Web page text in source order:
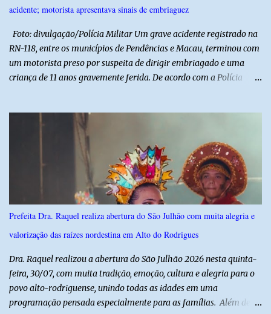
valorização das tradições, unindo grandes atrações musicais e
acidente; motorista apresentava sinais de embriaguez
Foto: divulgação/Polícia Militar Um grave acidente registrado na
RN-118, entre os municípios de Pendências e Macau, terminou com
um motorista preso por suspeita de dirigir embriagado e uma
criança de 11 anos gravemente ferida. De acordo com a Polícia
autuado em flagrante. O exame pericial para confirmar a
concentração de álcool no organismo ainda está em andamento. A
vítima é um menino de 11 anos, que sofreu ferimentos graves no
acidente. Após os primeiros atendimentos, ele foi entubado e
transferido pelo helicóptero Potiguar 02 para o Hospital
Monsenhor Walfredo Gurgel, em Natal, onde permanece internado
sob cuidados médicos especializados. Segundo informações da
Polícia Militar, a criança é filha de um policial militar. PM reforça
alerta sobre álcool e direção Em nota, a Polícia Militar manifestou
Prefeita Dra. Raquel realiza abertura do São Julhão com muita alegria e
valorização das raízes nordestina em Alto do Rodrigues
Dra. Raquel realizou a abertura do São Julhão 2026 nesta quinta-
feira, 30/07, com muita tradição, emoção, cultura e alegria para o
povo alto-rodriguense, unindo todas as idades em uma
programação pensada especialmente para as famílias. Além de